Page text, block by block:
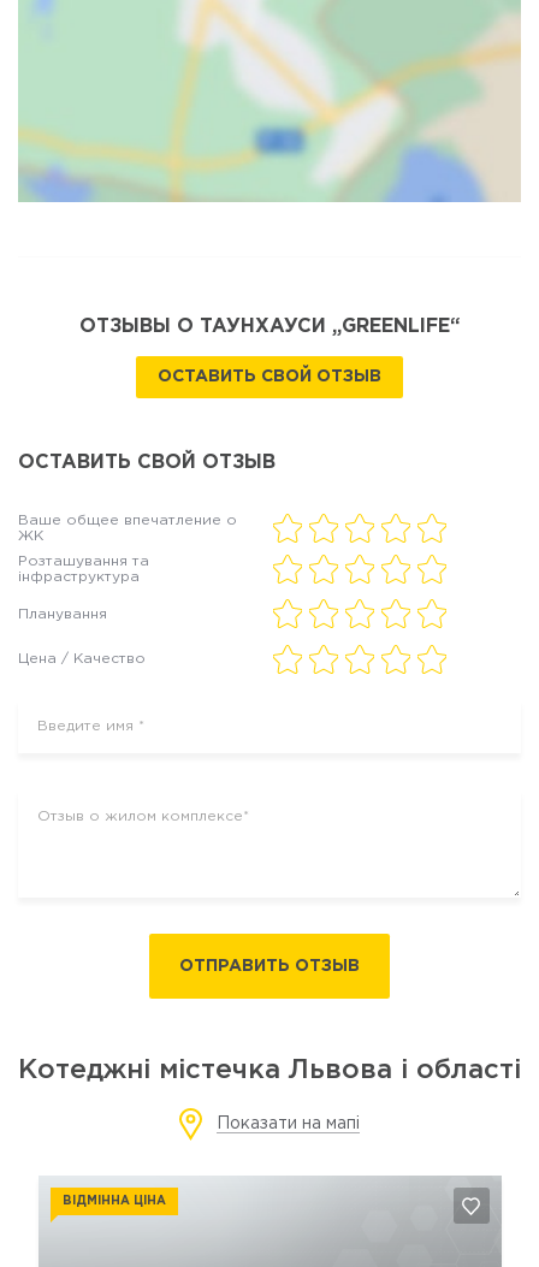
ОТЗЫВЫ О ТАУНХАУСИ „GREENLIFE“
ОСТАВИТЬ СВОЙ ОТЗЫВ
ОСТАВИТЬ СВОЙ ОТЗЫВ
Ваше общее впечатление о
ЖК
Розташування та
інфраструктура
Планування
Цена / Качество
ОТПРАВИТЬ ОТЗЫВ
Котеджні містечка Львова і області
Показати на мапі
ВІДМІННА ЦІНА